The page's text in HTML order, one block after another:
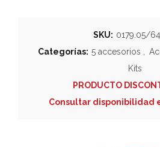
SKU: 0179.05/
Categorías: 5 accesorios
Kits
PRODUCTO
Consultar disponibilidad